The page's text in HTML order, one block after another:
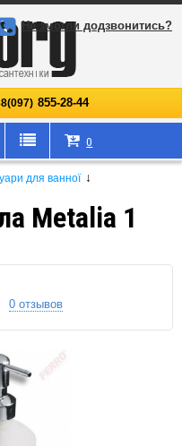
855-28-44
Не змогли додзвонитись?
0
для ванної ↓
Metalia 1
0 отзывов